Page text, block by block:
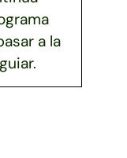
a la